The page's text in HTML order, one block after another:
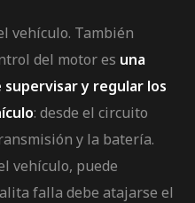
vehículo. También
del motor es una
y regular los
: desde el circuito
y la batería.
vehículo, puede
falla debe atajarse el